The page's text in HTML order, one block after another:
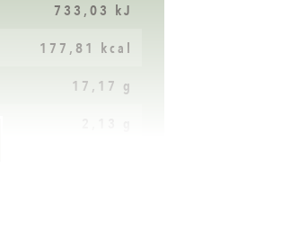
733,03 kJ
177,81 kcal
17,17 g